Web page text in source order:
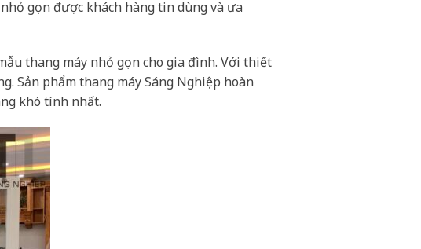
gọn được khách hàng tin dùng và ưa
thang máy nhỏ gọn cho gia đình. Với thiết
Sản phẩm thang máy Sáng Nghiệp hoàn
khó tính nhất.